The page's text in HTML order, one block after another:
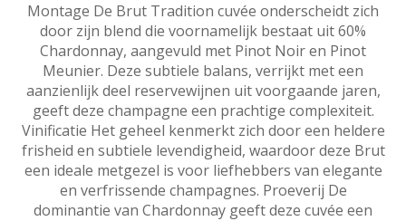
Montage De Brut Tradition cuvée onderscheidt zich
door zijn blend die voornamelijk bestaat uit 60%
Chardonnay, aangevuld met Pinot Noir en Pinot
Meunier. Deze subtiele balans, verrijkt met een
aanzienlijk deel reservewijnen uit voorgaande jaren,
geeft deze champagne een prachtige complexiteit.
Vinificatie Het geheel kenmerkt zich door een heldere
frisheid en subtiele levendigheid, waardoor deze Brut
een ideale metgezel is voor liefhebbers van elegante
en verfrissende champagnes. Proeverij De
dominantie van Chardonnay geeft deze cuvée een